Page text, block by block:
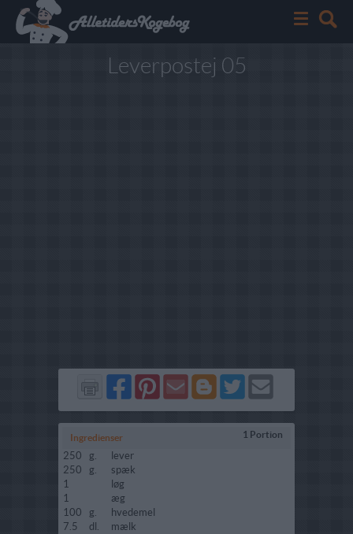
Leverpostej 05
Del
på
Facebook
Del
på
Pinterest
Send
via
GMail
Del
på
Blogger
Del
på
Twitter
Send
Ingredienser 1 Portion
250 g.
lever
250
g.
spæk
1
løg
1
æg
100
g.
hvedemel
7.5
dl.
mælk